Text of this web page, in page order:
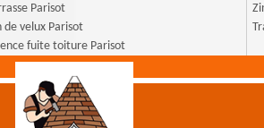
Parisot
de velux Parisot
fuite toiture Parisot